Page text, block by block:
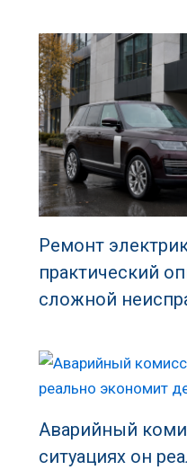
Ремонт
практический
сложной
Аварийный
ситуациях он